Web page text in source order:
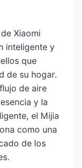
Xiaomi
inteligente y
que
de su hogar.
de aire
y la
el Mijia
como una
de los